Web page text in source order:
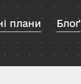
плани Блоґ